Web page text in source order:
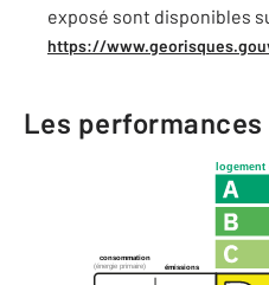
exposé sont disponibles
https://
Les
consommation
émissions
(énergie primaire)